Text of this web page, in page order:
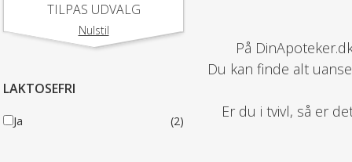
TILPAS UDVALG
Nulstil
LAKTOSEFRI
Ja (2)
På
Du kan finde alt
Er du i tvivl, så er